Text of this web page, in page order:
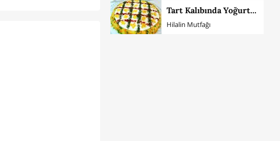
Tart Kalıbında Yoğurtlu Patates Salatası
Hilalin Mutfağı